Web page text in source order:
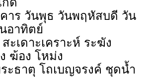
าร วันพุธ วันพฤหัสบดี วัน
อาทิตย์
ะเดาะเคราะห์ ระฆัง
ฆ้อง โหม่ง
ะธาตุ โถเบญจรงค์ ชุดน้ำ